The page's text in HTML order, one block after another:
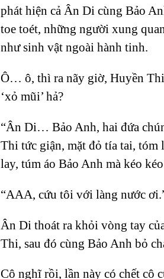
phát hiện cả Ân Di cùng Bảo
toe toét, những người xung
như sinh vật ngoài hành tinh.
Ô… ô, thì ra nãy giờ, Huyền
‘xỏ mũi’ hả?
“Ân Di… Bảo Anh, hai đứa
Thi tức giận, mặt đỏ tía tai, tóm
lay, túm áo Bảo Anh mà kéo
“AAA, cứu tôi với làng nước
Ân Di thoát ra khỏi vòng tay
Thi, sau đó cùng Bảo Anh bỏ
Cô nghĩ rồi, lần này có chết cô